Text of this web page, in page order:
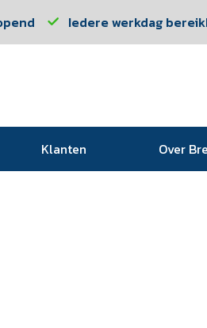
Iedere werkdag
Klanten Over